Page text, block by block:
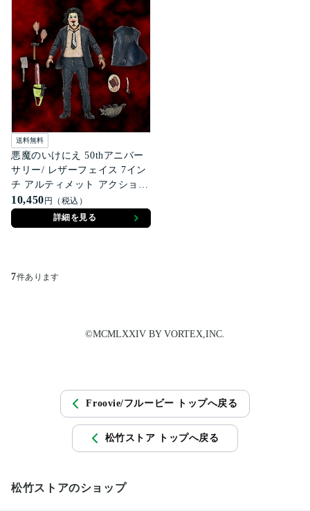
送料無料
悪魔のいけにえ 50thアニバー
サリー/ レザーフェイス 7イン
チ アルティメット アクション
フィギュア プリティウーマン
マスク ver
10,450円（税込）
詳細を見る
7件あります
©MCMLXXIV BY VORTEX,INC.
Froovie/フルービー トップへ戻る
松竹ストア トップへ戻る
松竹ストアのショップ